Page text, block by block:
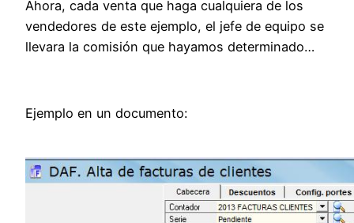
Ahora, cada venta que haga cualquiera de los
vendedores de este ejemplo, el jefe de equipo se
llevara la comisión que hayamos determinado…
Ejemplo en un documento: